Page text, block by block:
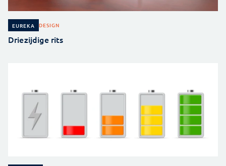
EUREKA DESIGN
Driezijdige rits